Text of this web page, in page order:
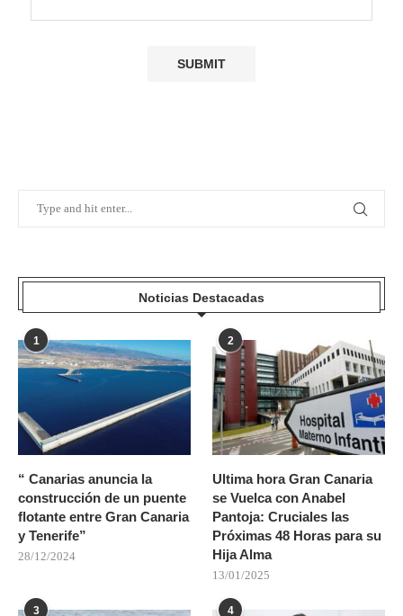
Noticias Destacadas
1
“ Canarias anuncia la
construcción de un puente
flotante entre Gran Canaria
y Tenerife”
28/12/2024
2
Ultima hora Gran Canaria
se Vuelca con Anabel
Pantoja: Cruciales las
Próximas 48 Horas para su
Hija Alma
13/01/2025
3 4